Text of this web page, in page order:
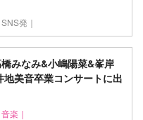
SNS発｜
みなみ&小嶋陽菜&峯岸
美音卒業コンサートに出
音楽｜